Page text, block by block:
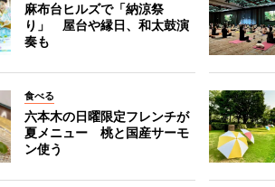
麻布台ヒルズで「納涼祭
り」 屋台や縁日、和太鼓演
奏も
食べる
六本木の日曜限定フレンチが
夏メニュー 桃と国産サーモ
ン使う